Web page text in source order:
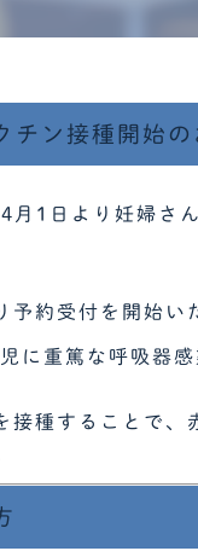
チン接種開始
月1日より妊婦さ
予約受付を開始 い
に重篤な呼吸器
接種することで